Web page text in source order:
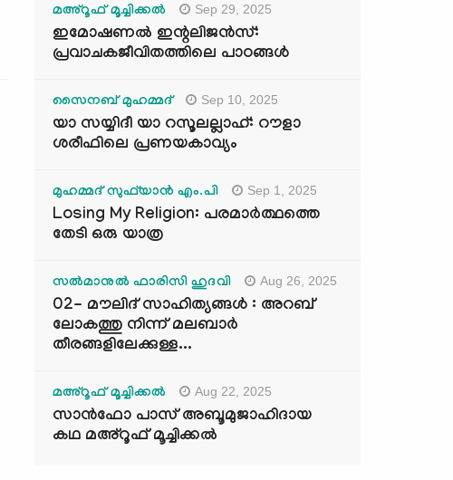
മഅ്റൂഫ് മൂച്ചിക്കല്‍ Sep 29, 2025
ഇമോഷണൽ ഇന്റലിജൻസ്:
പ്രവാചകജീവിതത്തിലെ പാഠങ്ങൾ
സൈനബ് മുഹമ്മദ് Sep 10, 2025
യാ സയ്യിദീ യാ റസൂലല്ലാഹ്: റൗളാ
ശരീഫിലെ പ്രണയകാവ്യം
മുഹമ്മദ് സുഫ്‌യാൻ എം.പി Sep 1, 2025
Losing My Religion: പരമാർത്ഥത്തെ
തേടി ഒരു യാത്ര
സൽമാനുൽ ഫാരിസി ഹുദവി Aug 26, 2025
02- മൗലിദ് സാഹിത്യങ്ങൾ : അറബ്
ലോകത്തു നിന്ന് മലബാർ
തീരങ്ങളിലേക്കുള്ള...
മഅ്റൂഫ് മൂച്ചിക്കല്‍ Aug 22, 2025
സാൻഫോ പാസ് അബൂമുജാഹിദായ
കഥ മഅ്റൂഫ് മൂച്ചിക്കല്‍